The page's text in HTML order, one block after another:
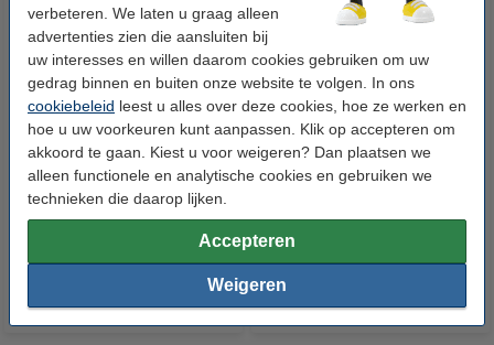
verbeteren. We laten u graag alleen
advertenties zien die aansluiten bij
uw interesses en willen daarom cookies gebruiken om uw
gedrag binnen en buiten onze website te volgen. In ons
cookiebeleid leest u alles over deze cookies, hoe ze werken en
hoe u uw voorkeuren kunt aanpassen. Klik op accepteren om
akkoord te gaan. Kiest u voor weigeren? Dan plaatsen we
alleen functionele en analytische cookies en gebruiken we
technieken die daarop lijken.
Accepteren
Weigeren
123inkt geperforeerd hoesje A5
17-gaats 80 micron (100 stuks)
123inkt kartonnen tabbladen A5
met 5 tabs (17-gaats)